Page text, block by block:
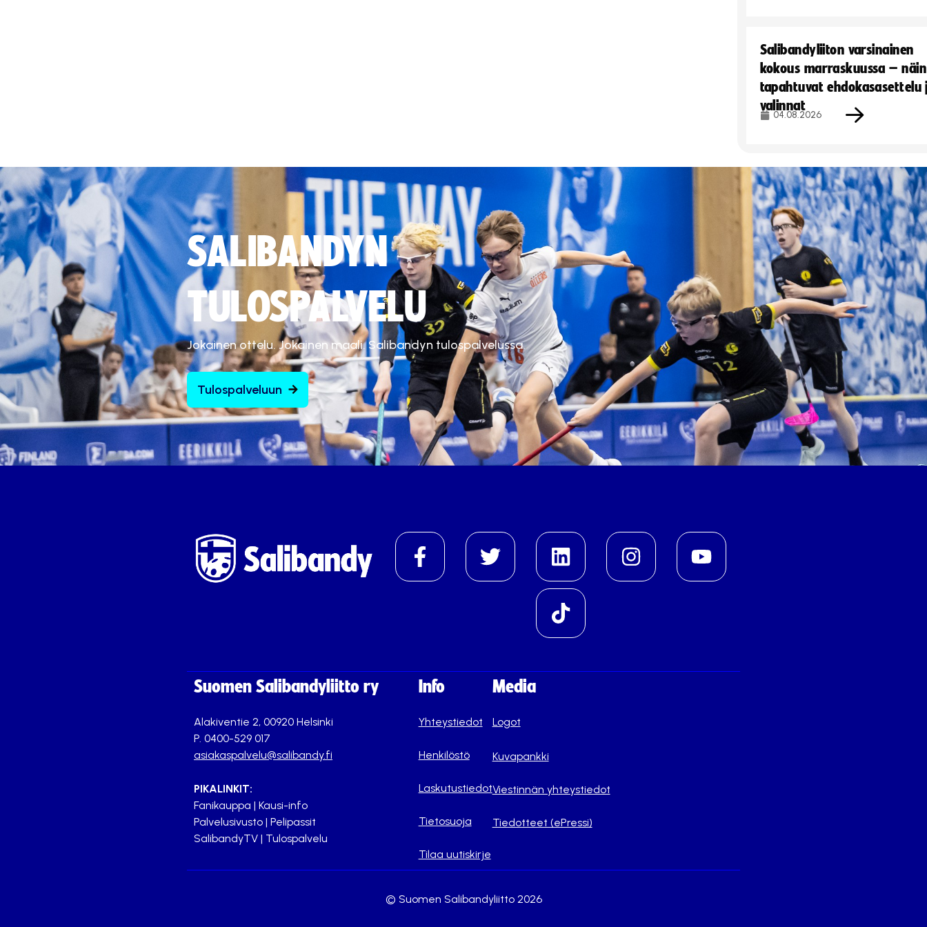
Salibandyliiton varsinainen
kokous marraskuussa – näin
tapahtuvat ehdokasasettelu
valinnat
04.08.2026
SALIBANDYN
TULOSPALVELU
Jokainen ottelu. Jokainen maali. Salibandyn tulospalvelussa.
Tulospalveluun
Suomen Salibandyliitto ry
Alakiventie 2, 00920 Helsinki
P. 0400-529 017
asiakaspalvelu@salibandy.fi
PIKALINKIT:
Fanikauppa | Kausi-info
Palvelusivusto | Pelipassit
SalibandyTV | Tulospalvelu
Info
Yhteystiedot
Henkilöstö
Laskutustiedot
Tietosuoja
Tilaa uutiskirje
Media
Logot
Kuvapankki
Viestinnän yhteystiedot
Tiedotteet (ePressi)
© Suomen Salibandyliitto 2026